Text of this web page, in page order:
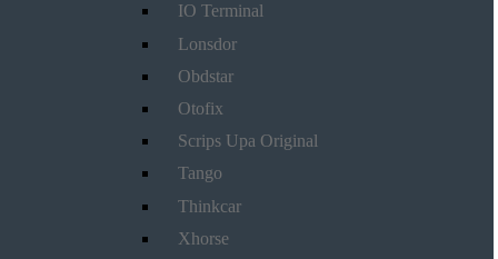
IO Terminal
Lonsdor
Obdstar
Otofix
Scrips Upa Original
Tango
Thinkcar
Xhorse